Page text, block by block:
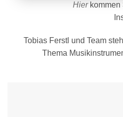
Hier
Tobias Ferstl und Team
Thema